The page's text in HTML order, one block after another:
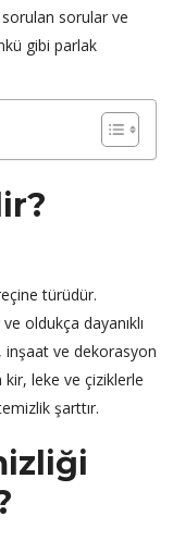
sorulan sorular ve
gibi parlak
türüdür.
oldukça dayanıklı
ve dekorasyon
kir, leke ve çiziklerle
şarttır.